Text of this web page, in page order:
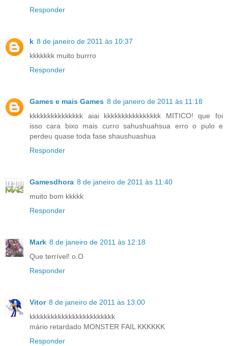
Responder
k 8 de janeiro de 2011 às 10:37
kkkkkkk muito burrro
Responder
Games e mais Games 8 de janeiro de 2011 às 11:18
kkkkkkkkkkkkkkk aiai kkkkkkkkkkkkkkkk MITICO! que foi
isso cara bixo mais curro sahushuahsua erro o pulo e
perdeu quase toda fase shaushuashua
Responder
Gamesdhora 8 de janeiro de 2011 às 11:40
muito bom kkkkk
Responder
Mark 8 de janeiro de 2011 às 12:18
Que terrível! o.O
Responder
Vitor 8 de janeiro de 2011 às 13:00
kkkkkkkkkkkkkkkkkkkkkkkk
mário retardado MONSTER FAIL KKKKKK
Responder